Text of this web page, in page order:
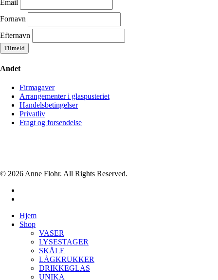
Email
Fornavn
Efternavn
Andet
Firmagaver
Arrangementer i glaspusteriet
Handelsbetingelser
Privatliv
Fragt og forsendelse
© 2026 Anne Flohr. All Rights Reserved.
Close
Menu
Hjem
Shop
VASER
LYSESTAGER
SKÅLE
LÅGKRUKKER
DRIKKEGLAS
UNIKA